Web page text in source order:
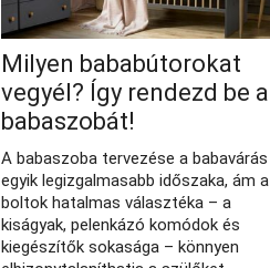
Milyen bababútorokat
vegyél? Így rendezd be a
babaszobát!
A babaszoba tervezése a babavárás
egyik legizgalmasabb időszaka, ám a
boltok hatalmas választéka – a
kiságyak, pelenkázó komódok és
kiegészítők sokasága – könnyen